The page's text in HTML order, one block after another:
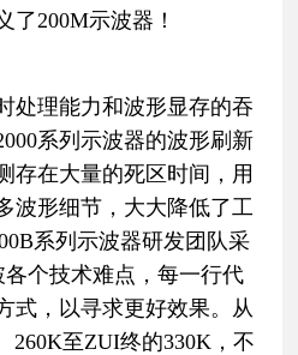
了200M示波器！
处理能力和波形显存的吞
系列示波器的波形刷新
存在大量的死区时间，用
波形细节，大大降低了工
系列示波器研发团队采
各个技术难点，每一行代
式，以寻求更好效果。从
260K至ZUI终的330K，不